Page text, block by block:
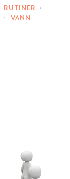
RUTINER
·
· VANN